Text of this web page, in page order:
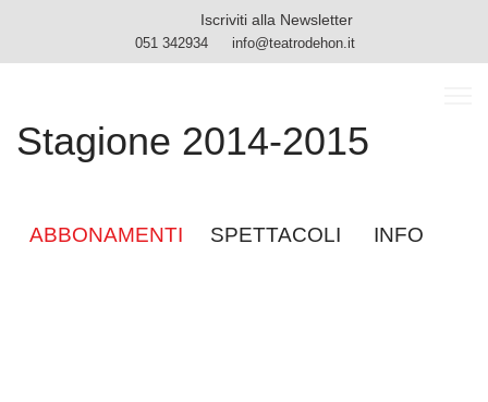
Iscriviti alla Newsletter
051 342934 info@teatrodehon.it
Stagione 2014-2015
ABBONAMENTI SPETTACOLI INFO